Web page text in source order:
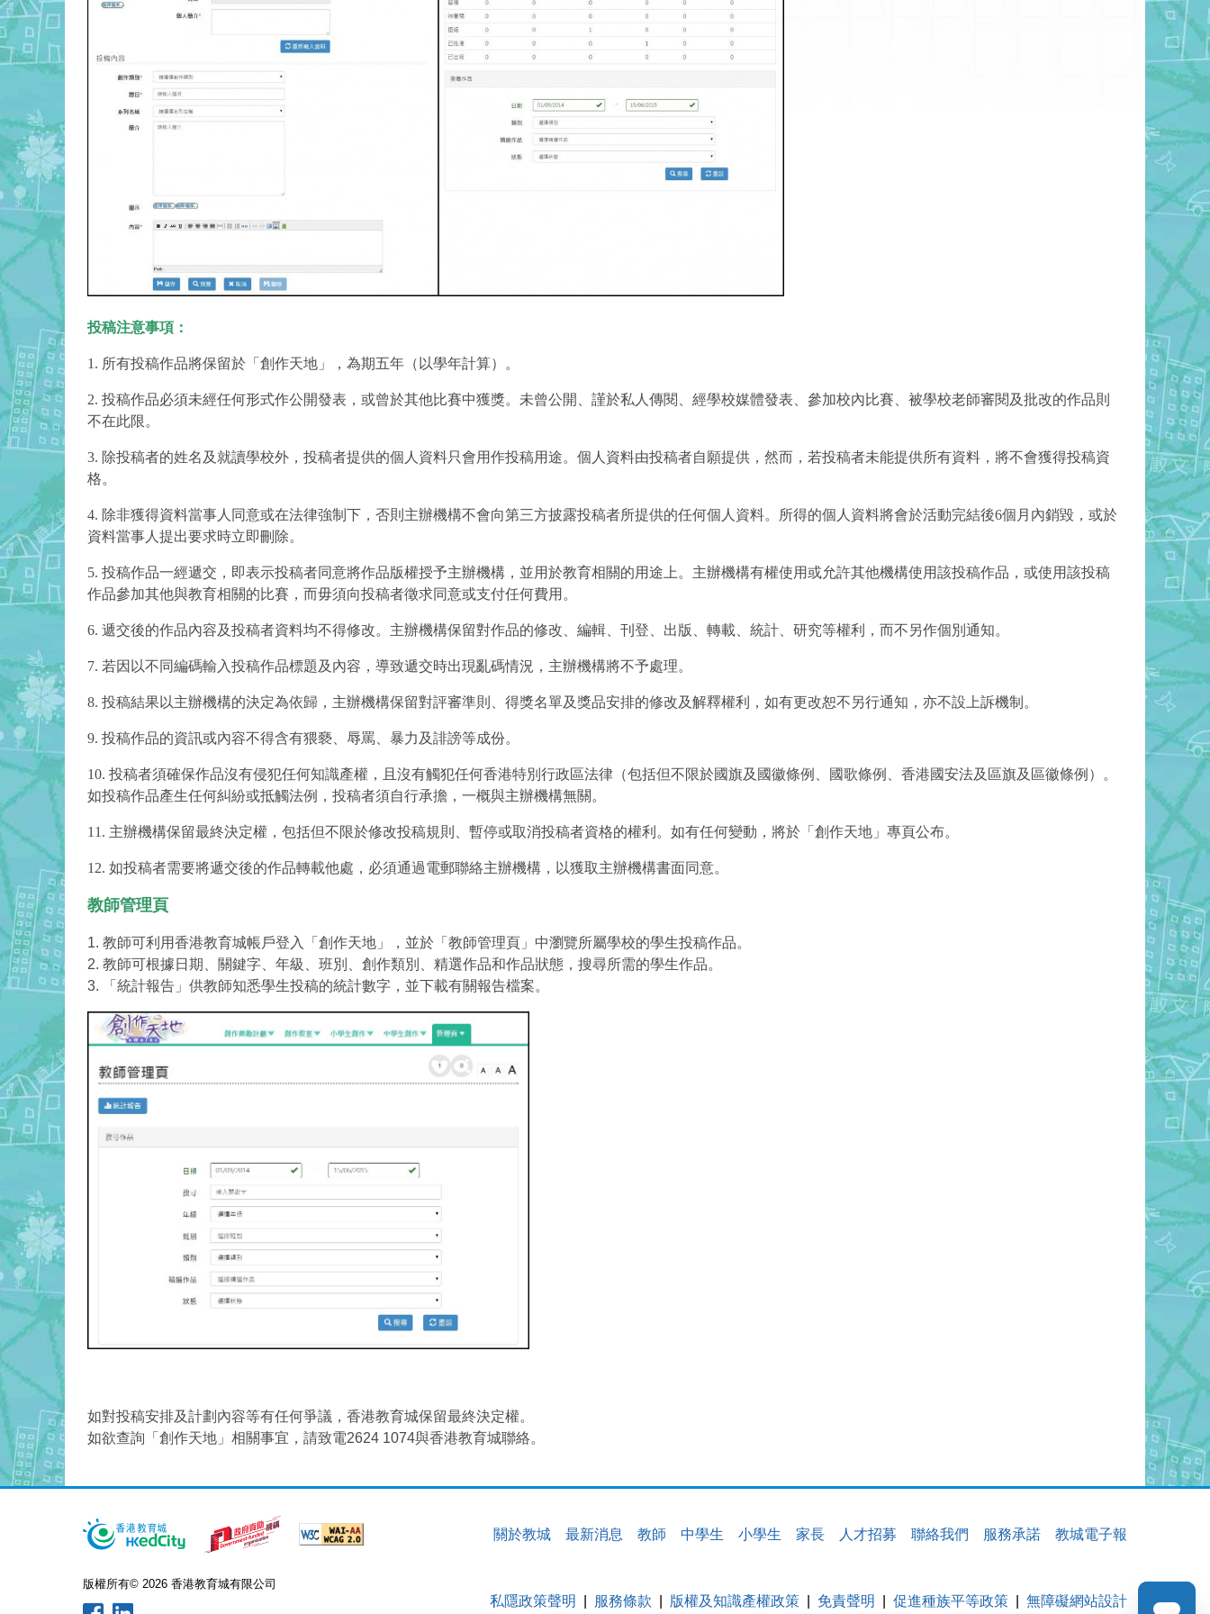
投稿注意事項：
1. 所有投稿作品將保留於「創作天地」，為期五年（以學年計算）。
2. 投稿作品必須未經任何形式作公開發表，或曾於其他比賽中獲獎。未曾公開、謹於私人傳閱、經學校媒體發表、參加校內比賽、被學校老師審閱及批改的作品則
不在此限。
3. 除投稿者的姓名及就讀學校外，投稿者提供的個人資料只會用作投稿用途。個人資料由投稿者自願提供，然而，若投稿者未能提供所有資料，將不會獲得投稿資
格。
4. 除非獲得資料當事人同意或在法律強制下，否則主辦機構不會向第三方披露投稿者所提供的任何個人資料。所得的個人資料將會於活動完結後6個月內銷毀，或於
資料當事人提出要求時立即刪除。
5. 投稿作品一經遞交，即表示投稿者同意將作品版權授予主辦機構，並用於教育相關的用途上。主辦機構有權使用或允許其他機構使用該投稿作品，或使用該投稿
作品參加其他與教育相關的比賽，而毋須向投稿者徵求同意或支付任何費用。
6. 遞交後的作品內容及投稿者資料均不得修改。主辦機構保留對作品的修改、編輯、刊登、出版、轉載、統計、研究等權利，而不另作個別通知。
7. 若因以不同編碼輸入投稿作品標題及內容，導致遞交時出現亂碼情況，主辦機構將不予處理。
8. 投稿結果以主辦機構的決定為依歸，主辦機構保留對評審準則、得獎名單及獎品安排的修改及解釋權利，如有更改恕不另行通知，亦不設上訴機制。
9. 投稿作品的資訊或內容不得含有猥褻、辱罵、暴力及誹謗等成份。
10. 投稿者須確保作品沒有侵犯任何知識產權，且沒有觸犯任何香港特別行政區法律（包括但不限於國旗及國徽條例、國歌條例、香港國安法及區旗及區徽條例）。
如投稿作品產生任何糾紛或抵觸法例，投稿者須自行承擔，一概與主辦機構無關。
11. 主辦機構保留最終決定權，包括但不限於修改投稿規則、暫停或取消投稿者資格的權利。如有任何變動，將於「創作天地」專頁公布。
12. 如投稿者需要將遞交後的作品轉載他處，必須通過電郵聯絡主辦機構，以獲取主辦機構書面同意。
教師管理頁
1. 教師可利用香港教育城帳戶登入「創作天地」，並於「教師管理頁」中瀏覽所屬學校的學生投稿作品。
2. 教師可根據日期、關鍵字、年級、班別、創作類別、精選作品和作品狀態，搜尋所需的學生作品。
3. 「統計報告」供教師知悉學生投稿的統計數字，並下載有關報告檔案。
如對投稿安排及計劃內容等有任何爭議，香港教育城保留最終決定權。
如欲查詢「創作天地」相關事宜，請致電2624 1074與香港教育城聯絡。
關於教城 最新消息 教師 中學生 小學生 家長 人才招募 聯絡我們 服務承諾 教城電子報
版權所有© 2026 香港教育城有限公司
私隱政策聲明 服務條款 版權及知識產權政策 免責聲明 促進種族平等政策 無障礙網站設計